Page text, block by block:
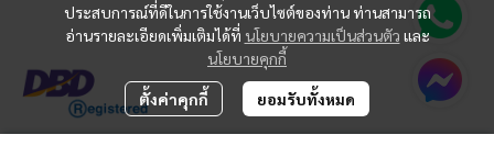
ประสบการณ์ที่ดีในการใช้งานเว็บไซต์ของท่าน ท่านสามารถ
อ่านรายละเอียดเพิ่มเติมได้ที่ นโยบายความเป็นส่วนตัว และ
นโยบายคุกกี้
ตั้งค่าคุกกี้ ยอมรับทั้งหมด